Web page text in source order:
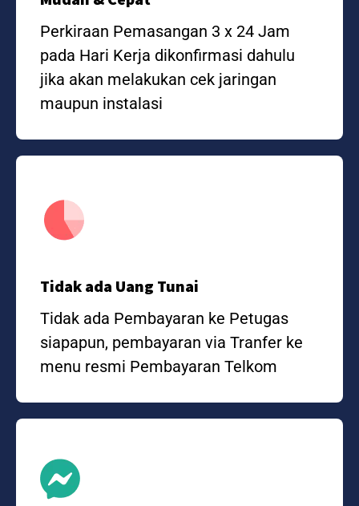
Perkiraan Pemasangan 3 x 24 Jam
pada Hari Kerja dikonfirmasi dahulu
jika akan melakukan cek jaringan
maupun instalasi
Tidak ada Uang Tunai
Tidak ada Pembayaran ke Petugas
siapapun, pembayaran via Tranfer ke
menu resmi Pembayaran Telkom